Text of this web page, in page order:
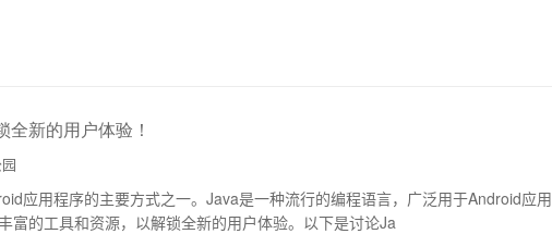
全新的用户体验！
应用程序的主要方式之一。Java是一种流行的编程语言，广泛用于Android应用
富的工具和资源，以解锁全新的用户体验。以下是讨论Ja